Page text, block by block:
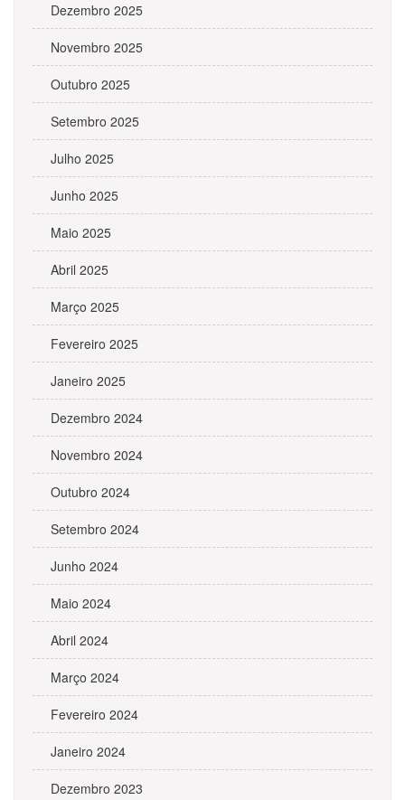
Dezembro 2025
Novembro 2025
Outubro 2025
Setembro 2025
Julho 2025
Junho 2025
Maio 2025
Abril 2025
Março 2025
Fevereiro 2025
Janeiro 2025
Dezembro 2024
Novembro 2024
Outubro 2024
Setembro 2024
Junho 2024
Maio 2024
Abril 2024
Março 2024
Fevereiro 2024
Janeiro 2024
Dezembro 2023